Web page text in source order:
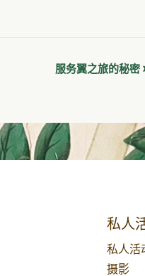
服务翼之旅的秘密
私人
私人活
摄影